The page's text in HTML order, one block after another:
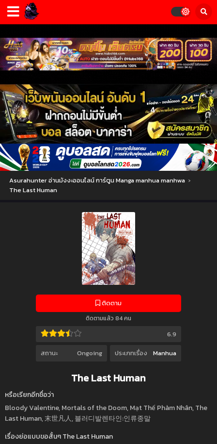
Asurahunter อ่านมังงะออนไลน์ การ์ตูน Manga manhua manhwa ›
The Last Human
ติดตาม
ติดตามแล้ว 84 คน
6.9
สถานะ Ongoing ประเภทเรื่อง Manhua
The Last Human
หรือเรียกอีกชื่อว่า
Bloody Valentine, Mortals of the Doom, Mạt Thế Phàm Nhân, The
Last Human, 末世凡人, 블러디발렌타인:인류종말
เรื่องย่อแบบขอสั้นๆ The Last Human